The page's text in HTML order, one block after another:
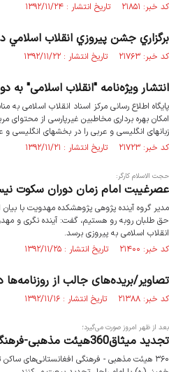
کد خبر: ۲۱۸۵۱ تاریخ انتشار : ۱۳۹۲/۱۱/۲۴
برگزاري جشن پيروزي انقلاب اسلامي
کد خبر: ۲۱۷۶۳ تاریخ انتشار : ۱۳۹۲/۱۱/۲۲
انتشار ویژه‌نامه "انقلاب اسلامی" به
پایگاه اطلاع رسانی مركز اسناد انقلاب اسلامی به
امكان بهره برداری مخاطبین غیرپارسی از محتوای
زبانهای انگلیسی و عربی را در بخشهای انگلیسی
کد خبر: ۲۱۷۲۳ تاریخ انتشار : ۱۳۹۲/۱۱/۲۱
حجت الاسلام کارگر:
عصرغیبت امام زمان دوران سکوت
مدیر گروه آینده پژوهی پژوهشکده مهدویت با بیان
حق طلبان روبه رو هستیم، گفت: آینده نگری و
انقلاب اسلامی به پیروزی برسد.
کد خبر: ۲۱۴۰۰ تاریخ انتشار : ۱۳۹۲/۱۱/۲۵
تصاویر/بریده‌های جالب از روزنامه‌ها
کد خبر: ۲۱۳۸۸ تاریخ انتشار : ۱۳۹۲/۱۱/۱۶
بعد از ظهر امروز صورت می‌گیرد؛
تجدید میثاق360هیئت مذهبی-فرهنگی افغان با آرمان‌های امام
۳۶۰ هیئت مذهبی‌ - فرهنگی افغانستانی‌های